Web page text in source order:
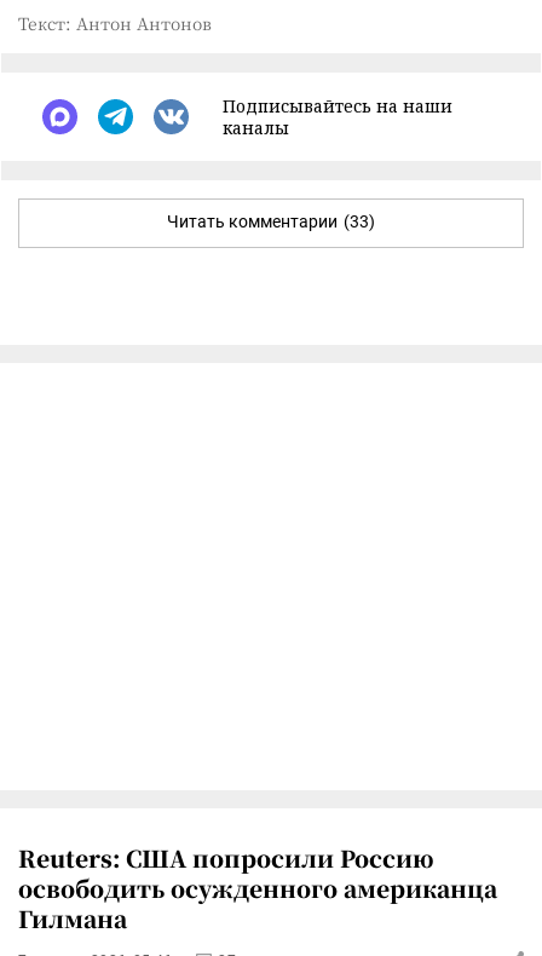
Текст: Антон Антонов
Подписывайтесь на наши
каналы
Читать комментарии (33)
Reuters: США попросили Россию
освободить осужденного американца
Гилмана